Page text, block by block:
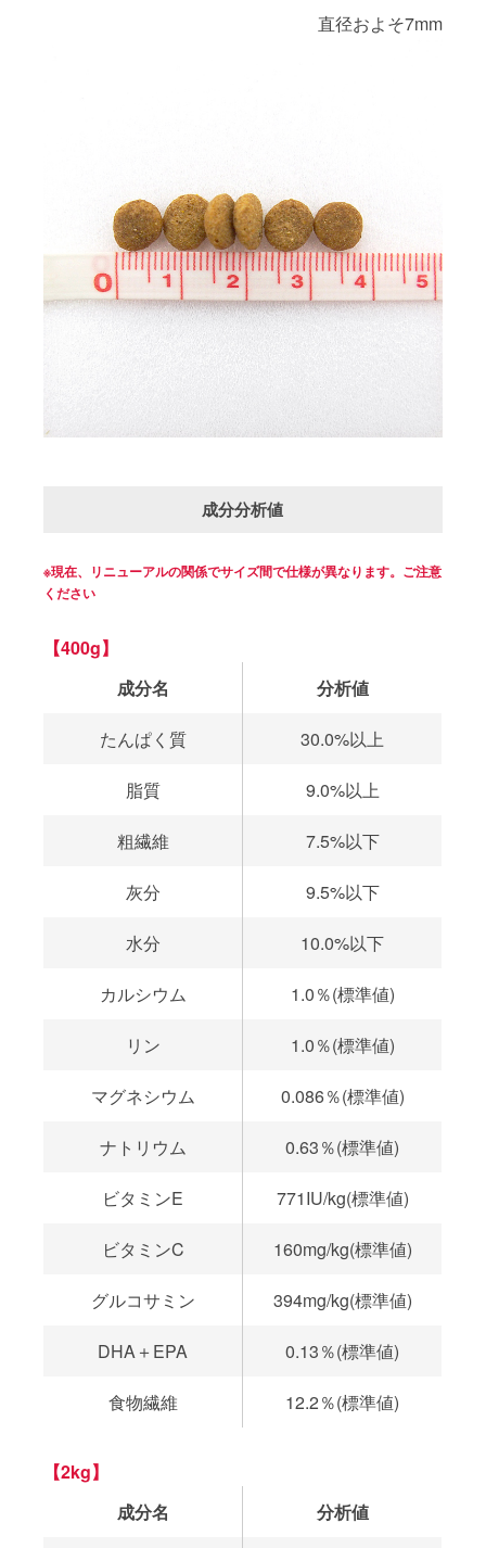
直径およそ7mm
成分分析値
※現在、リニューアルの関係でサイズ間で仕様が異なります。ご注意
ください
【400g】
成分名
分析値
たんぱく質 30.0%以上
脂質 9.0%以上
粗繊維 7.5%以下
灰分 9.5%以下
水分 10.0%以下
カルシウム 1.0％(標準値)
リン 1.0％(標準値)
マグネシウム 0.086％(標準値)
ナトリウム 0.63％(標準値)
ビタミンE 771IU/kg(標準値)
ビタミンC 160mg/kg(標準値)
グルコサミン 394mg/kg(標準値)
DHA＋EPA 0.13％(標準値)
食物繊維 12.2％(標準値)
【2kg】
成分名
分析値